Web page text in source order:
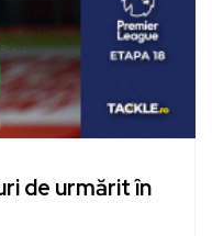
de urmărit în